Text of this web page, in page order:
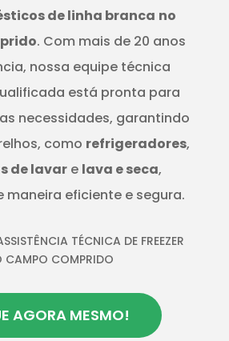
de linha branca no
. Com mais de 20 anos
nossa equipe técnica
está pronta para
necessidades, garantindo
como refrigeradores,
de lavar e lava e seca,
maneira eficiente e segura.
TÉCNICA DE FREEZER
CAMPO COMPRIDO
AGORA MESMO!